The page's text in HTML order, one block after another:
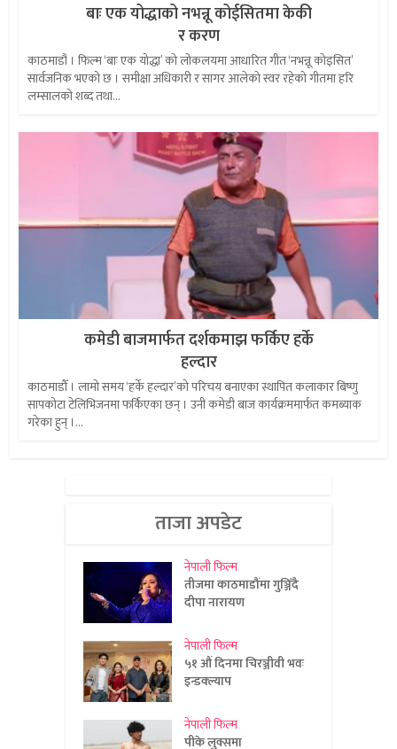
बाः एक योद्धाको नभन्नू कोईसितमा केकी
र करण
काठमाडौं । फिल्म ‘बाः एक योद्धा’ को लोकलयमा आधारित गीत ‘नभन्नू कोइसित’
सार्वजनिक भएको छ । समीक्षा अधिकारी र सागर आलेको स्वर रहेको गीतमा हरि
लम्सालको शब्द तथा...
कमेडी बाजमार्फत दर्शकमाझ फर्किए हर्के
हल्दार
काठमाडौँ । लामो समय ‘हर्के हल्दार’को परिचय बनाएका स्थापित कलाकार बिष्णु
सापकोटा टेलिभिजनमा फर्किएका छन् । उनी कमेडी बाज कार्यक्रममार्फत कमब्याक
गरेका हुन् ।...
ताजा अपडेट
नेपाली फिल्म
तीजमा काठमाडौंमा गुञ्जिँदै
दीपा नारायण
नेपाली फिल्म
५१ औं दिनमा चिरञ्जीवी भवः
इन्डक्ल्याप
नेपाली फिल्म
पीके लुक्समा